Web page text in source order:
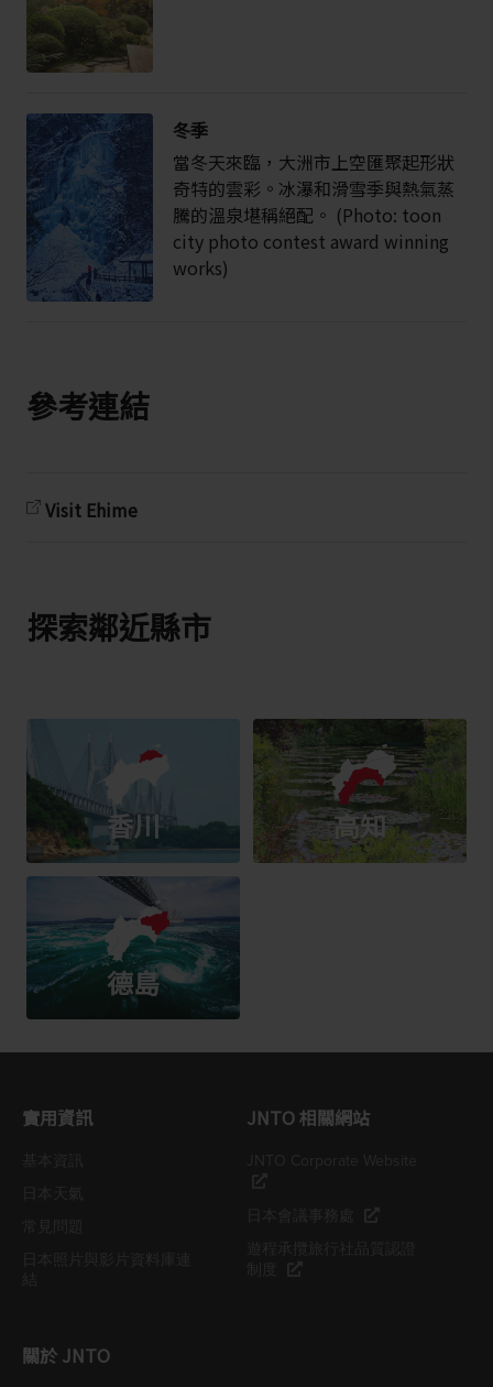
冬季
當冬天來臨，大洲市上空匯聚起形狀
奇特的雲彩。冰瀑和滑雪季與熱氣蒸
騰的溫泉堪稱絕配。 (Photo: toon
city photo contest award winning
works)
參考連結
Visit Ehime
探索鄰近縣市
香川 高知
德島
實用資訊 JNTO 相關網站
關於 JNTO